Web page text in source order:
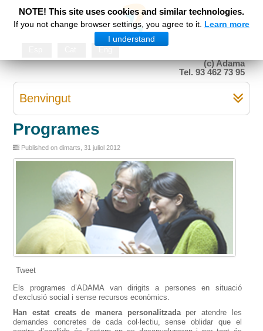
(c) Adama
Tel. 93 462 73 95
NOTE! This site uses cookies and similar technologies.
If you not change browser settings, you agree to it. Learn more
I understand
Benvingut
Programes
Published on dimarts, 31 juliol 2012
Tweet
Els programes d’ADAMA van dirigits a persones en situació
d’exclusió social i sense recursos econòmics.
Han estat creats de manera personalitzada
per atendre les
demandes concretes de cada col·lectiu, sense oblidar que el